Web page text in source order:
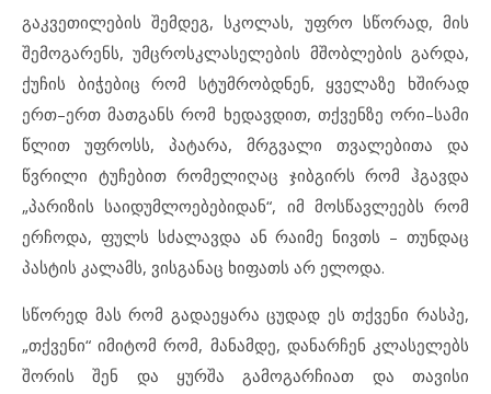
გაკვეთილების შემდეგ, სკოლას, უფრო სწორად, მის
შემოგარენს, უმცროსკლასელების მშობლების გარდა,
ქუჩის ბიჭებიც რომ სტუმრობდნენ, ყველაზე ხშირად
ერთ–ერთ მათგანს რომ ხედავდით, თქვენზე ორი–სამი
წლით უფროსს, პატარა, მრგვალი თვალებითა და
წვრილი ტუჩებით რომელიღაც ჯიბგირს რომ ჰგავდა
„პარიზის საიდუმლოებებიდან“, იმ მოსწავლეებს რომ
ერჩოდა, ფულს სძალავდა ან რაიმე ნივთს – თუნდაც
პასტის კალამს, ვისგანაც ხიფათს არ ელოდა.
სწორედ მას რომ გადაეყარა ცუდად ეს თქვენი რასპე,
„თქვენი“ იმიტომ რომ, მანამდე, დანარჩენ კლასელებს
შორის შენ და ყურშა გამოგარჩიათ და თავისი